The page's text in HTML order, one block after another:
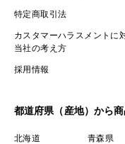
特定商取引法
カスタマーハラスメントに
当社の考え方
採用情報
都道府県（産地）から
北海道 青森県